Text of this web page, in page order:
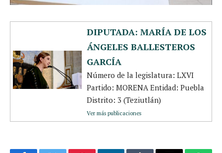
DIPUTADA: MARÍA DE LOS
ÁNGELES BALLESTEROS
GARCÍA
Número de la legislatura: LXVI
Partido: MORENA Entidad: Puebla
Distrito: 3 (Teziutlán)
Ver más publicaciones